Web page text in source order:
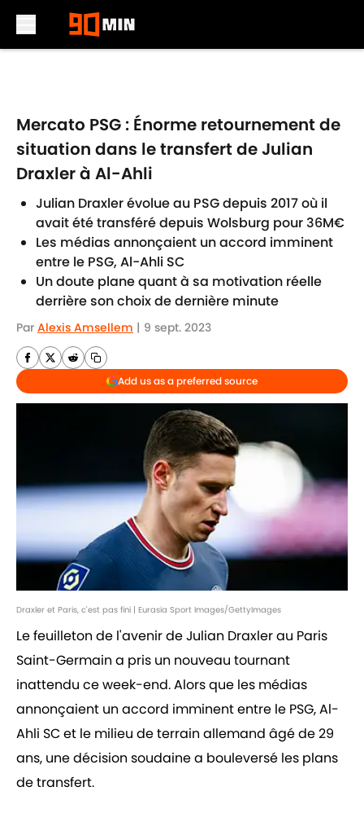
Mercato PSG : Énorme retournement de
situation dans le transfert de Julian
Draxler à Al-Ahli
Julian Draxler évolue au PSG depuis 2017 où il
avait été transféré depuis Wolsburg pour 36M€
Les médias annonçaient un accord imminent
entre le PSG, Al-Ahli SC
Un doute plane quant à sa motivation réelle
derrière son choix de dernière minute
Par Alexis Amsellem | 9 sept. 2023
Add us as a preferred source
Draxler et Paris, c'est pas fini | Eurasia Sport Images/GettyImages
Le feuilleton de l'avenir de Julian Draxler au Paris
Saint-Germain a pris un nouveau tournant
inattendu ce week-end. Alors que les médias
annonçaient un accord imminent entre le PSG, Al-
Ahli SC et le milieu de terrain allemand âgé de 29
ans, une décision soudaine a bouleversé les plans
de transfert.